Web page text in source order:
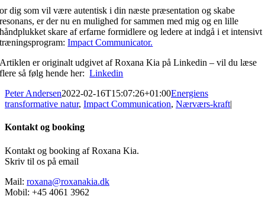
or dig som vil være autentisk i din næste præsentation og skabe
resonans, er der nu en mulighed for sammen med mig og en lille
håndplukket skare af erfarne formidlere og ledere at indgå i et intensivt
træningsprogram:Impact Communicator.
Artiklen er originalt udgivet af Roxana Kia på Linkedin – vil du læse
flere så følg hende her:Linkedin
Peter Andersen2022-02-16T15:07:26+01:00Energiens
transformative natur, Impact Communication, Nærværs-kraft|
Kontakt og booking
Kontakt og booking af Roxana Kia.
Skriv til os på email
Mail: roxana@roxanakia.dk
Mobil: +45 4061 3962